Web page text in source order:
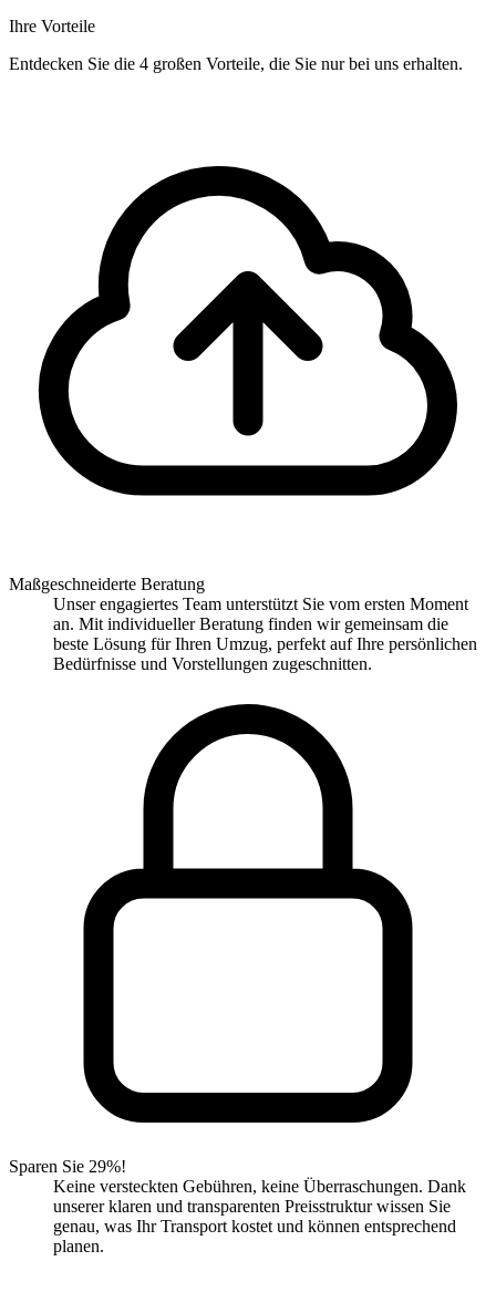
Ihre Vorteile
Entdecken Sie die 4 großen Vorteile, die Sie nur bei uns erhalten.
Maßgeschneiderte Beratung
Unser engagiertes Team unterstützt Sie vom ersten Moment
an. Mit individueller Beratung finden wir gemeinsam die
beste Lösung für Ihren Umzug, perfekt auf Ihre persönlichen
Bedürfnisse und Vorstellungen zugeschnitten.
Sparen Sie 29%!
Keine versteckten Gebühren, keine Überraschungen. Dank
unserer klaren und transparenten Preisstruktur wissen Sie
genau, was Ihr Transport kostet und können entsprechend
planen.